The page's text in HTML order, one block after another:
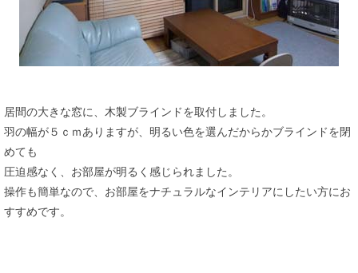
居間の大きな窓に、木製ブラインドを取付しました。
羽の幅が５ｃｍありますが、明るい色を選んだからかブラインドを閉
めても
圧迫感なく、お部屋が明るく感じられました。
操作も簡単なので、お部屋をナチュラルなインテリアにしたい方にお
すすめです。